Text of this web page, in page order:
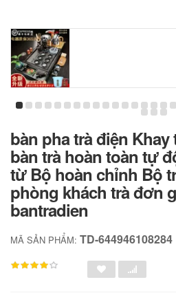
bàn pha trà điện
bàn trà hoàn toàn tự
từ Bộ hoàn chỉnh Bộ
phòng khách trà đơn
bantradien
MÃ SẢN PHẨM: TD-644946108284